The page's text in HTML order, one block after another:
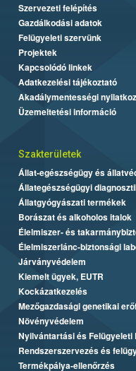
Szervezeti felépítés
Gazdálkodási adatok
Felügyeleti szervünk
Projektek
Kapcsolódó linkek
Adatkezelési tájékoztató
Akadálymentességi
Üzemeltetési információ
Szakterületek
Állat-egészségügy és
Állategészségügyi
Állatgyógyászati termékek
Borászat és alkoholos italok
Élelmiszer- és
Élelmiszerlánc-biztonsági
Járványvédelem
Kiemelt ügyek, EUTR
Kockázatkezelés
Mezőgazdasági genetikai
Növényvédelem
Nyilvántartási és Felügyeleti
Rendszerszervezés és
Termékpálya-ellenőrzés